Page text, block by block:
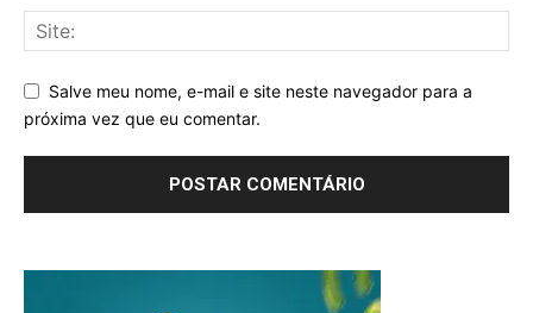
Salve meu nome, e-mail e site neste navegador para a
próxima vez que eu comentar.